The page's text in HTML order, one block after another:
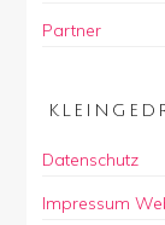
Partner
Datenschutz
Impressum